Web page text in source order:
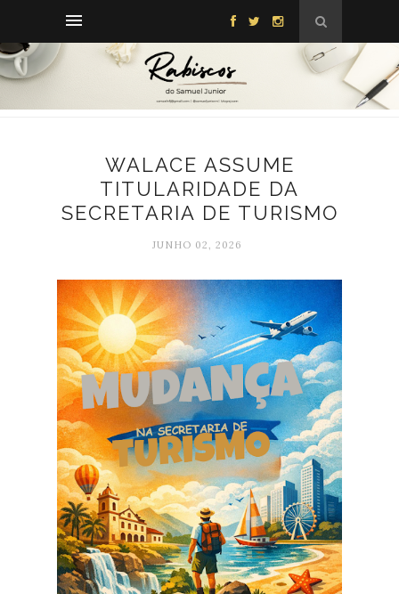
WALACE ASSUME
TITULARIDADE DA
SECRETARIA DE TURISMO
JUNHO 02, 2026